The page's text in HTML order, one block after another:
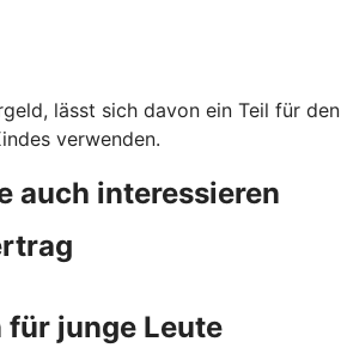
lässt sich davon ein Teil für den
verwenden.
auch interessieren
für junge Leute